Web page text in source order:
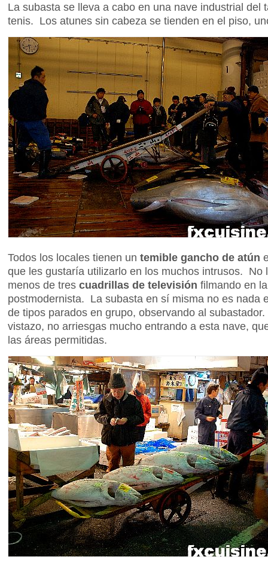
La subasta se lleva a cabo en una nave industrial del
tenis. Los atunes sin cabeza se tienden en el piso,
Todos los locales tienen un temible gancho de atún
que les gustaría utilizarlo en los muchos intrusos.
menos de tres cuadrillas de televisión filmando en
postmodernista. La subasta en sí misma no es nada
de tipos parados en grupo, observando al
vistazo, no arriesgas mucho entrando a esta nave,
las áreas permitidas.